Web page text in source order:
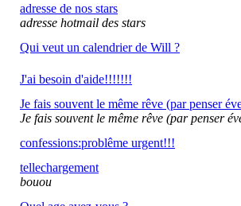
adresse de nos stars
adresse hotmail des stars
Qui veut un calendrier de Will ?
J'ai besoin d'aide!!!!!!!
Je fais souvent le même rêve (par penser
Je fais souvent le même rêve (par penser
confessions:problême urgent!!!
tellechargement
bouou